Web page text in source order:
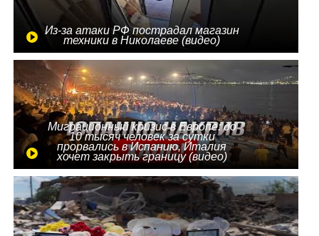
Из-за атаки РФ пострадал магазин
техники в Николаеве (видео)
Миграционный кризис в Европе: до
10 тысяч человек за сутки
прорвались в Испанию, Италия
хочет закрыть границу (видео)